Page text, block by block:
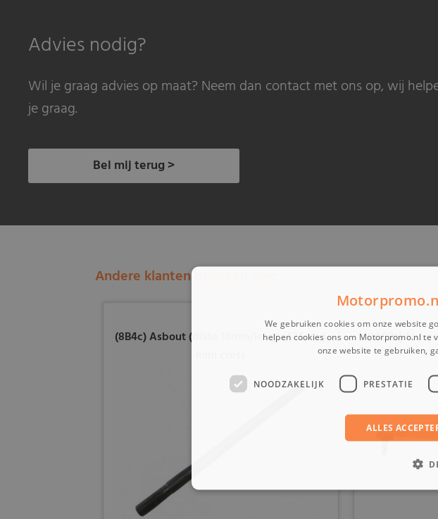
Advies nodig?
Wil je graag advies op maat? Neem dan contact met ons op, wij
je graag.
Bel mij terug >
Andere klanten bekeken ook:
(8B4c) Asbout (dikte 10mm/lengte 185mm)
(10C2a)
We gebruiken cookies om onze website
helpen cookies ons om Motorpromo.nl te
onze website te gebruiken,
NOODZAKELIJK PRESTATIE
ALLES